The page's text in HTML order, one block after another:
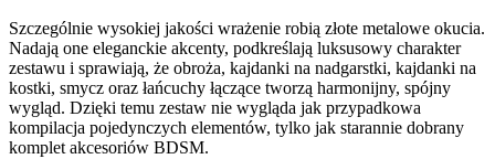
Szczególnie wysokiej jakości wrażenie robią złote metalowe okucia.
Nadają one eleganckie akcenty, podkreślają luksusowy charakter
zestawu i sprawiają, że obroża, kajdanki na nadgarstki, kajdanki na
kostki, smycz oraz łańcuchy łączące tworzą harmonijny, spójny
wygląd. Dzięki temu zestaw nie wygląda jak przypadkowa
kompilacja pojedynczych elementów, tylko jak starannie dobrany
komplet akcesoriów BDSM.